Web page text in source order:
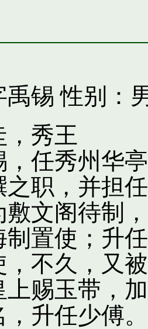
禹锡 性别：
，秀王
，任秀州华
之职，并担
敷文阁待制
制置使；升
，不久，又
上赐玉带，
，升任少傅